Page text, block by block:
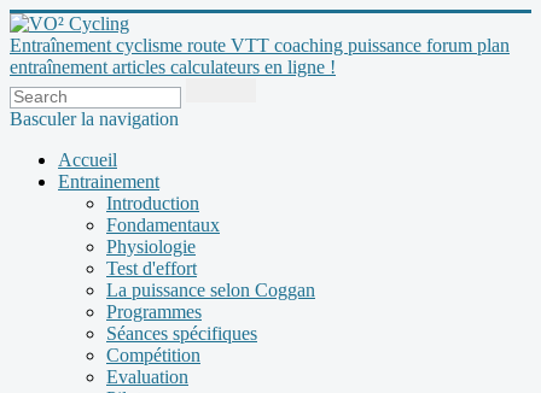
Entraînement cyclisme route VTT coaching puissance forum plan
entraînement articles calculateurs en ligne !
Basculer la navigation
Accueil
Entrainement
Introduction
Fondamentaux
Physiologie
Test d'effort
La puissance selon Coggan
Programmes
Séances spécifiques
Compétition
Evaluation